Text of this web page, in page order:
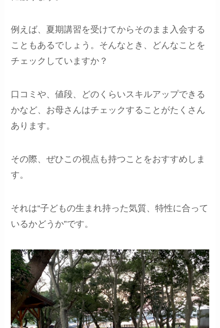
例えば、夏期講習を受けてからそのまま入会する
こともあるでしょう。そんなとき、どんなことを
チェックしていますか？
口コミや、値段、どのくらいスキルアップできる
かなど、お母さんはチェックすることがたくさん
あります。
その際、ぜひこの視点も持つことをおすすめしま
す。
それは“子どもの生まれ持った気質、特性に合って
いるかどうか”です。